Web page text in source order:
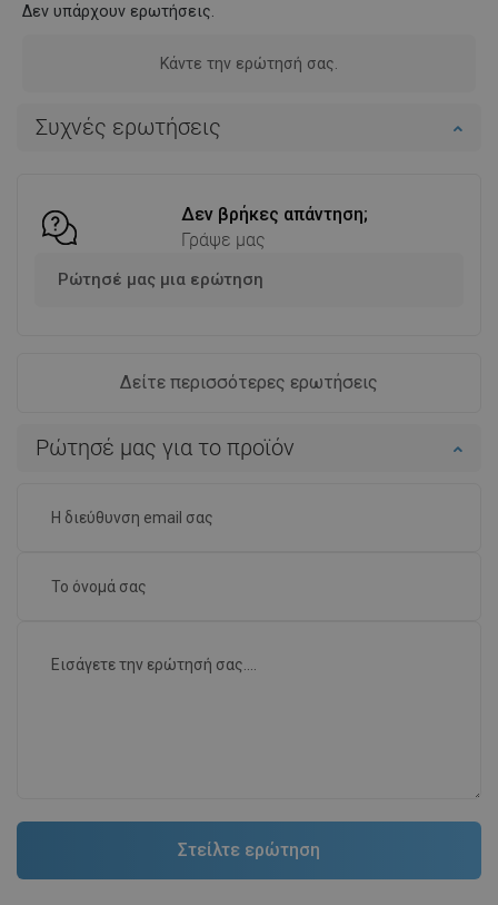
Συχνές ερωτήσεις
Δεν βρήκες απάντηση;
Γράψε μας
Ρώτησέ μας μια ερώτηση
Δείτε περισσότερες ερωτήσεις
Δεν υπάρχουν ερωτήσεις.
Κάντε την ερώτησή σας.
Ρώτησέ μας για το προϊόν